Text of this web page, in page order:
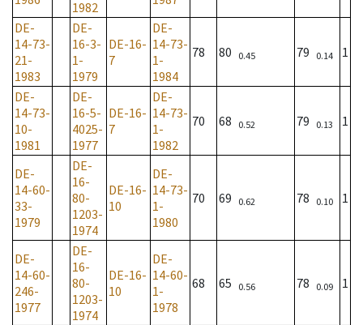
1982
DE-
14-73-
21-
1983
DE-
16-3-
1-
1979
DE-16-
7
DE-
14-73-
1-
1984
78 80 0.45 79 0.14 1
DE-
14-73-
10-
1981
DE-
16-5-
4025-
1977
DE-16-
7
DE-
14-73-
1-
1982
70 68 0.52 79 0.13 1
DE-
14-60-
33-
1979
DE-
16-
80-
1203-
1974
DE-16-
10
DE-
14-73-
1-
1980
70 69 0.62 78 0.10 1
DE-
14-60-
246-
1977
DE-
16-
80-
1203-
1974
DE-16-
10
DE-
14-60-
1-
1978
68 65 0.56 78 0.09 1